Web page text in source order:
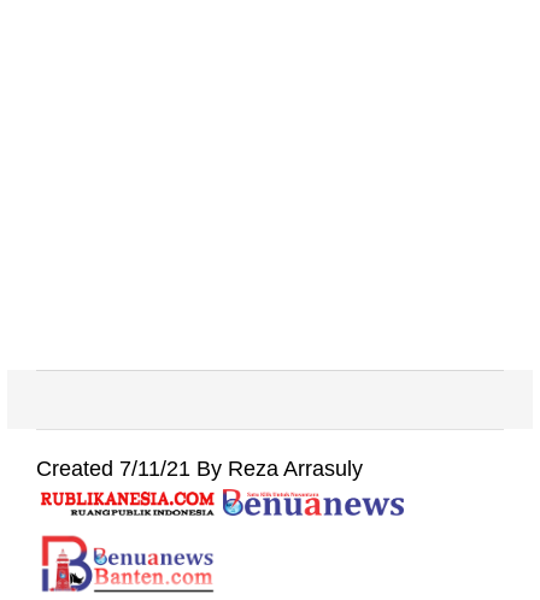
Created 7/11/21 By Reza Arrasuly